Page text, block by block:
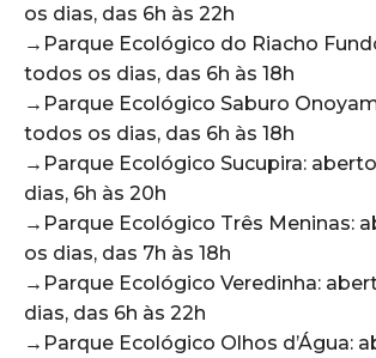
os dias, das 6h às 22h
→Parque Ecológico do Riacho
todos os dias, das 6h às 18h
→Parque Ecológico Saburo
todos os dias, das 6h às 18h
→Parque Ecológico Sucupira:
dias, 6h às 20h
→Parque Ecológico Três Meninas:
os dias, das 7h às 18h
→Parque Ecológico Veredinha:
dias, das 6h às 22h
→Parque Ecológico Olhos d’Água: